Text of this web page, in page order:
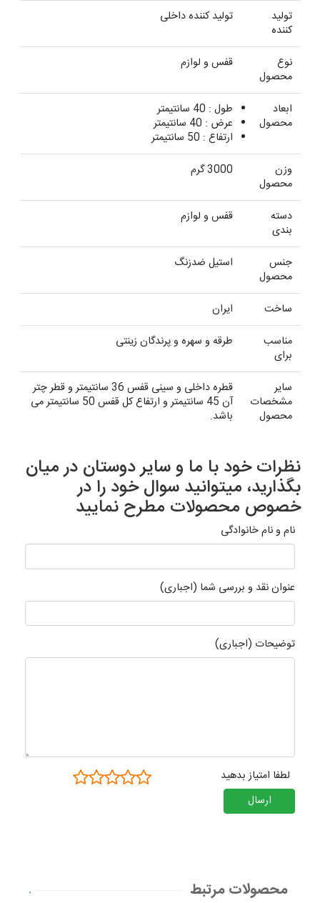
تولید
کننده
تولید کننده داخلی
نوع
محصول
قفس و لوازم
ابعاد
محصول
طول : 40 سانتیمتر
عرض : 40 سانتیمتر
ارتفاع : 50 سانتیمتر
وزن
محصول
3000 گرم
دسته
بندی
قفس و لوازم
جنس
محصول
استیل ضدزنگ
ساخت
ایران
مناسب
برای
طرقه و سهره و پرندگان زینتی
سایر
مشخصات
محصول
قطره داخلی و سینی قفس 36 سانتیمتر و قطر چتر
آن 45 سانتیمتر و ارتفاع کل قفس 50 سانتیمتر می
باشد.
نظرات خود با ما و سایر دوستان در میان
بگذارید، میتوانید سوال خود را در
خصوص محصولات مطرح نمایید
نام و نام خانوادگی
عنوان نقد و بررسی شما (اجباری)
توضیحات (اجباری)
لطفا امتیاز بدهید
ارسال
محصولات مرتبط .